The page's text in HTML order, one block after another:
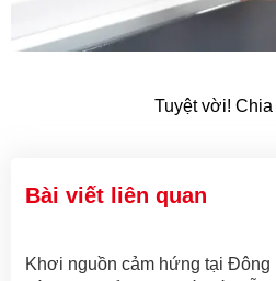
Tuyệt vời!
Bài viết liên quan
Khơi nguồn cảm hứng tại Đông